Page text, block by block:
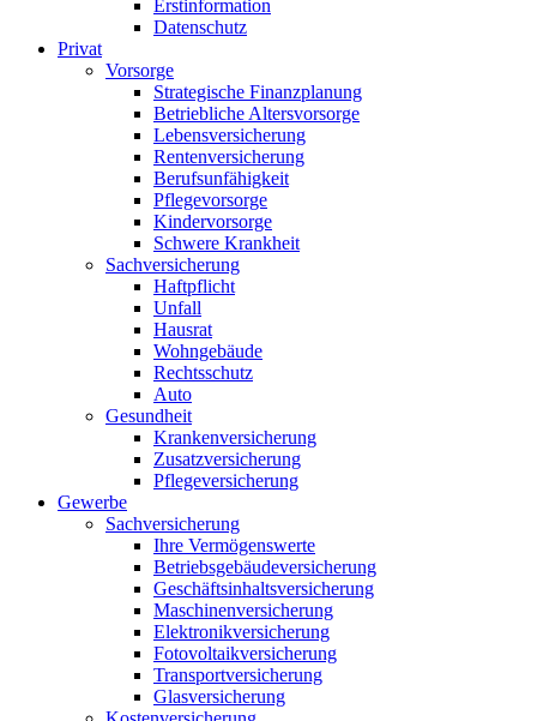
Erstinformation
Datenschutz
Privat
Vorsorge
Strategische Finanzplanung
Betriebliche Altersvorsorge
Lebensversicherung
Rentenversicherung
Berufsunfähigkeit
Pflegevorsorge
Kindervorsorge
Schwere Krankheit
Sachversicherung
Haftpflicht
Unfall
Hausrat
Wohngebäude
Rechtsschutz
Auto
Gesundheit
Krankenversicherung
Zusatzversicherung
Pflegeversicherung
Gewerbe
Sachversicherung
Ihre Vermögenswerte
Betriebsgebäudeversicherung
Geschäftsinhaltsversicherung
Maschinenversicherung
Elektronikversicherung
Fotovoltaikversicherung
Transportversicherung
Glasversicherung